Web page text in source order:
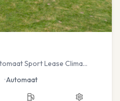
Sport Lease Clima
•Automaat